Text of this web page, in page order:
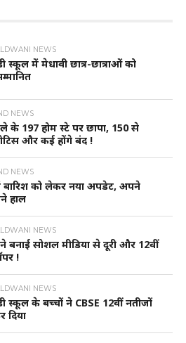
NEWS
स्कूल में मेधावी छात्र-छात्राओं को
NEWS
के 197 होम स्टे पर छापा, 150 से
और कई होंगे बंद !
NEWS
बारिश को लेकर नया अपडेट, अपने
हाल
NEWS
ने बनाई सोशल मीडिया से दूरी और 12वीं
!
NEWS
स्कूल के बच्चों ने CBSE 12वीं नतीजों
दिया